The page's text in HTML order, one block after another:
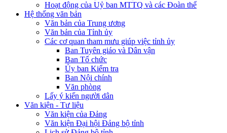
Hoạt động của Uỷ ban MTTQ và các Đoàn thể
Hệ thống văn bản
Văn bản của Trung ương
Văn bản của Tỉnh ủy
Các cơ quan tham mưu giúp việc tỉnh ủy
Ban Tuyên giáo và Dân vận
Ban Tổ chức
Ủy ban Kiểm tra
Ban Nội chính
Văn phòng
Lấy ý kiến người dân
Văn kiện - Tư liệu
Văn kiện của Đảng
Văn kiện Đại hội Đảng bộ tỉnh